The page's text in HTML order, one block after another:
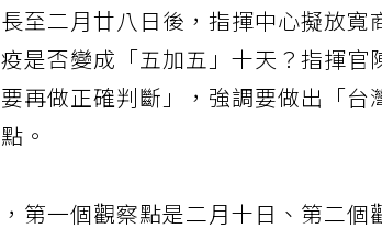
至二月廿八日後，指揮中心擬放
是否變成「五加五」十天？指揮
再做正確判斷」，強調要做出「
。
第一個觀察點是二月十日、第二